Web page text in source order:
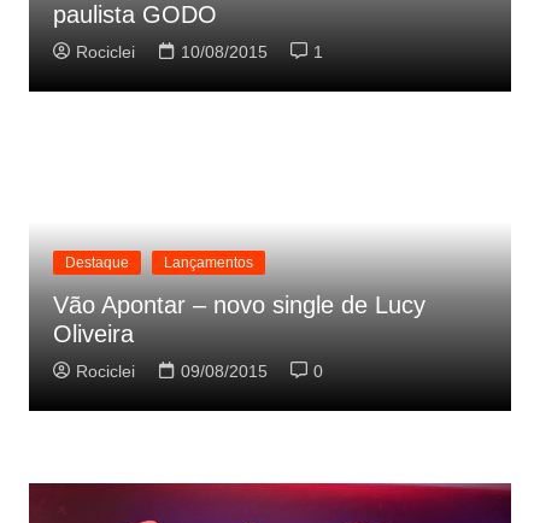
paulista GODO
Rociclei 10/08/2015 1
Destaque Lançamentos
Vão Apontar – novo single de Lucy
Oliveira
Rociclei 09/08/2015 0